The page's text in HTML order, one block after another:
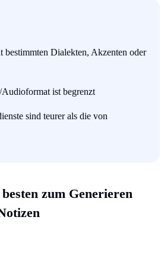
bestimmten Dialekten, Akzenten oder
ist begrenzt
sind teurer als die von
zum Generieren